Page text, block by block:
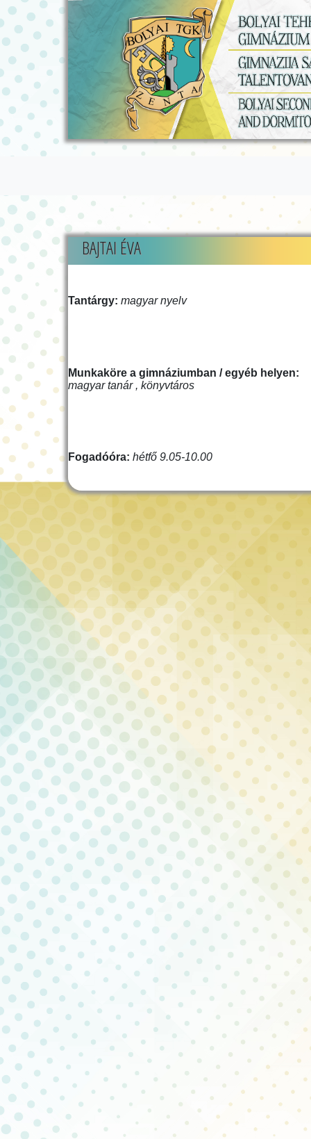
BAJTAI ÉVA
Tantárgy: magyar nyelv
Munkaköre a gimnáziumban / egyéb helyen:
magyar tanár , könyvtáros
Fogadóóra: hétfő 9.05-10.00